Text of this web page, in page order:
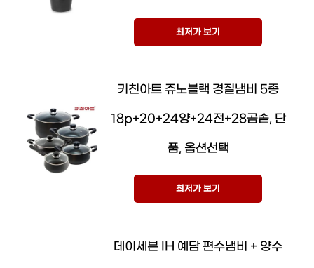
최저가 보기
키친아트 쥬노블랙 경질냄비 5종
18p+20+24양+24전+28곰솥, 단
품, 옵션선택
최저가 보기
데이세븐 IH 예담 편수냄비 + 양수